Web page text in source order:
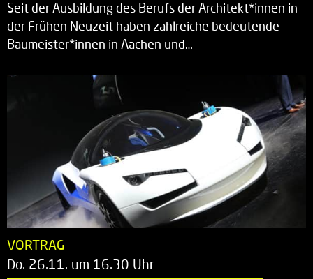
Seit der Ausbildung des Berufs der Architekt*innen in
der Frühen Neuzeit haben zahlreiche bedeutende
Baumeister*innen in Aachen und…
VORTRAG
Do. 26.11. um 16.30 Uhr